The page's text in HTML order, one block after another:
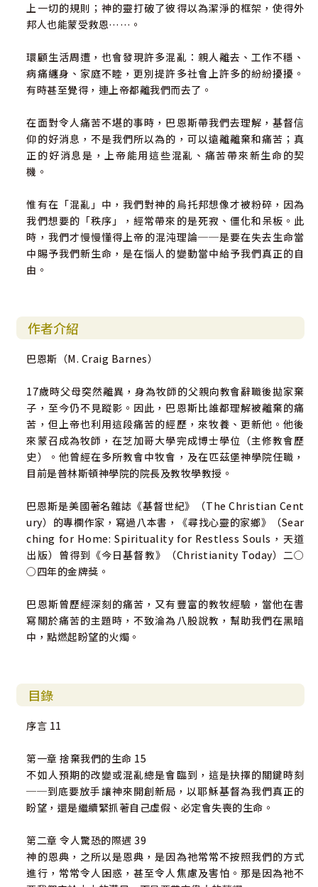
上一切的規則；神的靈打破了彼得以為潔淨的框架，使得外
邦人也能蒙受救恩……。
環顧生活周遭，也會發現許多混亂：親人離去、工作不穩、
病痛纏身、家庭不睦，更別提許多社會上許多的紛紛擾擾。
有時甚至覺得，連上帝都離我們而去了。
在面對令人痛苦不堪的事時，巴恩斯帶我們去理解，基督信
仰的好消息，不是我們所以為的，可以遠離離棄和痛苦；真
正的好消息是，上帝能用這些混亂、痛苦帶來新生命的契
機。
惟有在「混亂」中，我們對神的烏托邦想像才被粉碎，因為
我們想要的「秩序」，經常帶來的是死寂、僵化和呆板。此
時，我們才慢慢懂得上帝的混沌理論──是要在失去生命當
中賜予我們新生命，是在惱人的變動當中給予我們真正的自
由。
作者介紹
巴恩斯（M. Craig Barnes）
17歲時父母突然離異，身為牧師的父親向教會辭職後拋家棄
子，至今仍不見蹤影。因此，巴恩斯比誰都理解被離棄的痛
苦，但上帝也利用這段痛苦的經歷，來牧養、更新他。他後
來蒙召成為牧師，在芝加哥大學完成博士學位（主修教會歷
史）。他曾經在多所教會中牧會，及在匹茲堡神學院任職，
目前是普林斯頓神學院的院長及教牧學教授。
巴恩斯是美國著名雜誌《基督世紀》（The Christian Cent
ury）的專欄作家，寫過八本書，《尋找心靈的家鄉》（Sear
ching for Home: Spirituality for Restless Souls，天道
出版）曾得到《今日基督教》（Christianity Today）二○
○四年的金牌獎。
巴恩斯曾歷經深刻的痛苦，又有豐富的教牧經驗，當他在書
寫關於痛苦的主題時，不致淪為八股說教，幫助我們在黑暗
中，點燃起盼望的火燭。
目錄
序言 11
第一章 捨棄我們的生命 15
不如人預期的改變或混亂總是會臨到，這是抉擇的關鍵時刻
──到底要放手讓神來開創新局，以耶穌基督為我們真正的
盼望，還是繼續緊抓著自己虛假、必定會失喪的生命。
第二章 令人驚恐的際遇 39
神的恩典，之所以是恩典，是因為祂常常不按照我們的方式
進行，常常令人困惑，甚至令人焦慮及害怕。那是因為祂不